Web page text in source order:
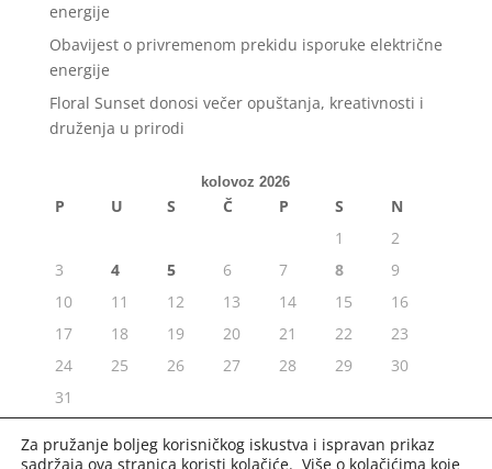
energije
Obavijest o privremenom prekidu isporuke električne
energije
Floral Sunset donosi večer opuštanja, kreativnosti i
druženja u prirodi
kolovoz 2026
P U S Č P S
N
1
2
3
4 5 6 7 8
9
10
11 12 13 14 15
16
17
18 19 20 21 22
23
24
25 26 27 28 29
30
31
« srp
Za pružanje boljeg korisničkog iskustva i ispravan prikaz
sadržaja ova stranica koristi kolačiće. Više o kolačićima koje